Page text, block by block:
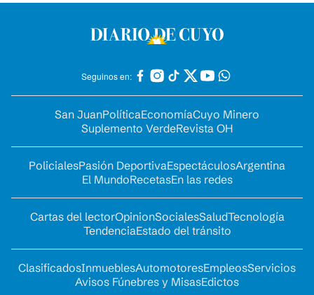
Seguinos en:
San JuanPolíticaEconomíaCuyo Minero
Suplemento VerdeRevista OH
PolicialesPasión DeportivaEspectáculosArgentina
El MundoRecetasEn las redes
Cartas del lectorOpinionSocialesSaludTecnología
TendenciaEstado del tránsito
ClasificadosInmueblesAutomotoresEmpleosServicios
Avisos Fúnebres y MisasEdictos